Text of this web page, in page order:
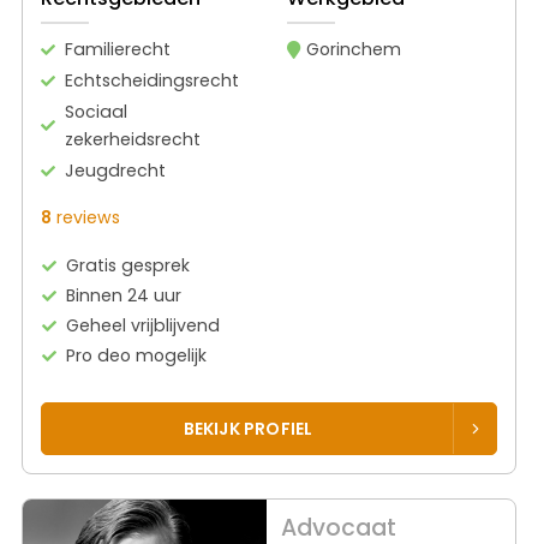
Familierecht
Echtscheidingsrecht
Sociaal
zekerheidsrecht
Jeugdrecht
Gorinchem
8 reviews
Gratis gesprek
Binnen 24 uur
Geheel vrijblijvend
Pro deo mogelijk
BEKIJK PROFIEL
Advocaat